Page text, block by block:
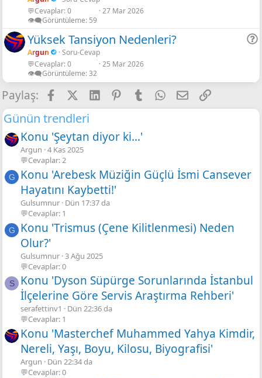
💬Cevaplar 0
👁️‍🗨️Görüntüleme 59
27 Mar 2026
Yüksek Tansiyon Nedenleri?
Argun
Soru-Cevap
💬Cevaplar 0
👁️‍🗨️Görüntüleme 32
25 Mar 2026
Paylaş: FacebookLinkedInPinterestTumblrWhatsApp
E-posta
Link
Günün trendleri
Konu 'Şeytan diyor ki...'
Argun 4 Kas 2025
💬Cevaplar: 2
G
Konu 'Arebesk Müziğin Güçlü İsmi Cansever
Hayatını Kaybetti!'
Gulsumnur Dün 17:37 da
💬Cevaplar: 1
G
Konu 'Trismus (Çene Kilitlenmesi) Neden
Olur?'
Gulsumnur 3 Ağu 2025
💬Cevaplar: 0
S
Konu 'Dyson Süpürge Sorunlarında İstanbul
İlçelerine Göre Servis Araştırma Rehberi'
serafettinv1
Dün 22:36 da
💬Cevaplar: 1
Konu 'Masterchef Muhammed Yahya Kimdir,
Nereli, Yaşı, Boyu, Kilosu, Biyografisi'
Argun
Dün 22:34 da
💬Cevaplar: 0